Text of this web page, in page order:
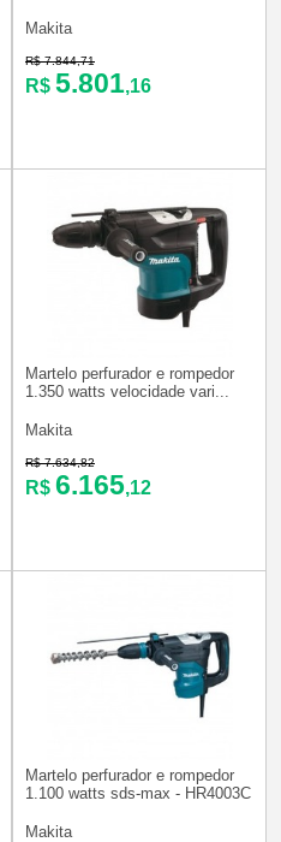
Makita
R$ 7.844,71
R$ 5.801,16
Martelo perfurador e rompedor
1.350 watts velocidade vari...
Makita
R$ 7.634,82
R$ 6.165,12
Martelo perfurador e rompedor
1.100 watts sds-max - HR4003C
Makita